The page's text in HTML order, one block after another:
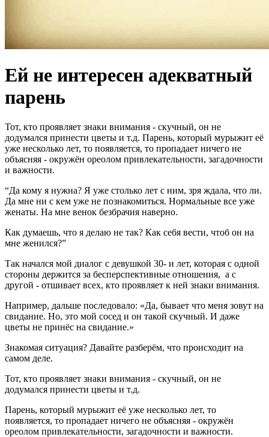
Ей не интересен адекватный
парень
Тот, кто проявляет знаки внимания - скучный, он не
додумался принести цветы и т.д. Парень, который мурыжит её
уже несколько лет, то появляется, то пропадает ничего не
объясняя - окружён ореолом привлекательности, загадочности
и важности.
“Да кому я нужна? Я уже столько лет с ним, зря ждала, что ли.
Да мне ни с кем уже не познакомиться. Нормальные все уже
женаты. На мне венок безбрачия наверно.
Как думаешь, что я делаю не так? Как себя вести, чтоб он на
мне женился?”
Так начался мой диалог с девушкой 30- и лет, которая с одной
стороны держится за бесперспективные отношения, а с
другой - отшивает всех, кто проявляет к ней знаки внимания.
Например, дальше последовало: «Да, бывает что меня зовут на
свидание. Но, это мой сосед и он такой скучный. И даже
цветы не принёс на свидание.»
Знакомая ситуация? Давайте разберём, что происходит на
самом деле.
Тот, кто проявляет знаки внимания - скучный, он не
додумался принести цветы и т.д.
Парень, который мурыжит её уже несколько лет, то
появляется, то пропадает ничего не объясняя - окружён
ореолом привлекательности, загадочности и важности.